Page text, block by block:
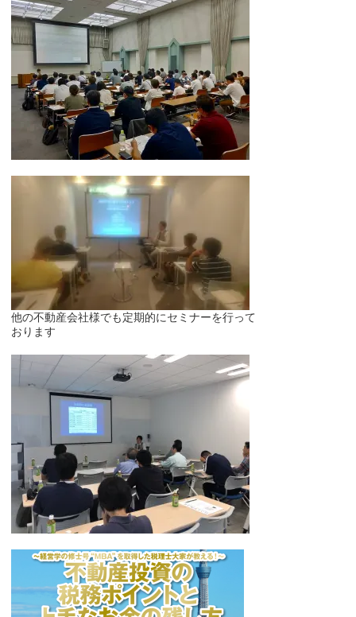
他の不動産会社様でも定期的にセミナーを行って
おります